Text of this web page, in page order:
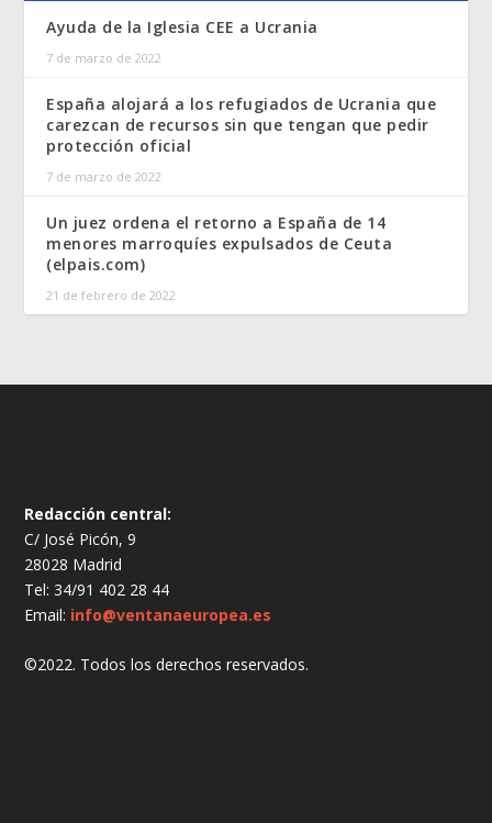
Ayuda de la Iglesia CEE a Ucrania
7 de marzo de 2022
España alojará a los refugiados de Ucrania que
carezcan de recursos sin que tengan que pedir
protección oficial
7 de marzo de 2022
Un juez ordena el retorno a España de 14
menores marroquíes expulsados de Ceuta
(elpais.com)
21 de febrero de 2022
Redacción central:
C/ José Picón, 9
28028 Madrid
Tel: 34/91 402 28 44
Email: info@ventanaeuropea.es
©2022. Todos los derechos reservados.